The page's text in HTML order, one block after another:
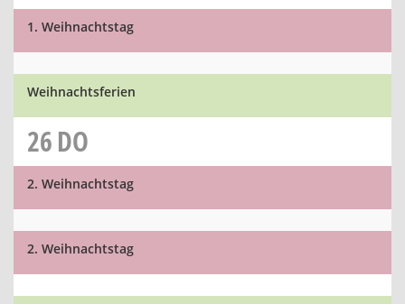
1. Weihnachtstag
Weihnachtsferien
26DO
2. Weihnachtstag
2. Weihnachtstag